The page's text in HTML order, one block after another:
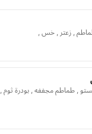
, زعتر , خس ,
, طماطم مجففه , بودرة ثوم ,